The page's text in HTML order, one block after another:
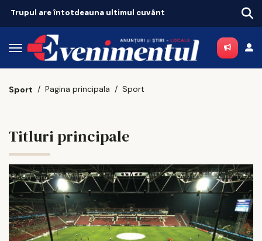
Trupul are întotdeauna ultimul cuvânt
Sport Pagina principala Sport
Titluri principale